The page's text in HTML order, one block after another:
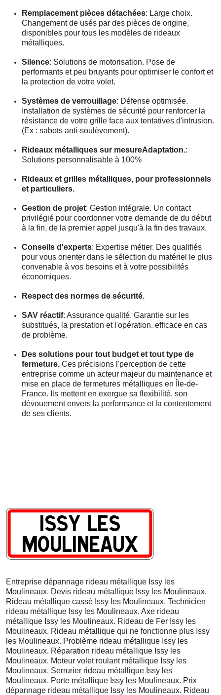
Remplacement pièces détachées: Large choix.
Changement de usés par des pièces de origine,
disponibles pour tous les modèles de rideaux
métalliques.
Silence: Solutions de motorisation. Pose de
performants et peu bruyants pour optimiser le confort et
la protection de votre volet.
Systèmes de verrouillage: Défense optimisée.
Installation de systèmes de sécurité pour renforcer la
résistance de votre grille face aux tentatives d'intrusion.
(Ex : sabots anti-soulèvement).
Rideaux métalliques sur mesureAdaptation.:
Solutions personnalisable à 100%
Rideaux et grilles métalliques, pour professionnels
et particuliers.
Gestion de projet: Gestion intégrale. Un contact
privilégié pour coordonner votre demande de du début
à la fin, de la premier appel jusqu'à la fin des travaux.
Conseils d'experts: Expertise métier. Des qualifiés
pour vous orienter dans le sélection du matériel le plus
convenable à vos besoins et à votre possibilités
économiques.
Respect des normes de sécurité.
SAV réactif: Assurance qualité. Garantie sur les
substitués, la prestation et l'opération. efficace en cas
de problème.
Des solutions pour tout budget et tout type de
fermeture. Ces précisions l'perception de cette
entreprise comme un acteur majeur du maintenance et
mise en place de fermetures métalliques en Île-de-
France. Ils mettent en exergue sa flexibilité, son
dévouement envers la performance et la contentement
de ses clients.
Entreprise dépannage rideau métallique Issy les
Moulineaux. Devis rideau métallique Issy les Moulineaux.
Rideau métallique cassé Issy les Moulineaux. Technicien
rideau métallique Issy les Moulineaux. Axe rideau
métallique Issy les Moulineaux. Rideau de Fer Issy les
Moulineaux. Rideau métallique qui ne fonctionne plus Issy
les Moulineaux. Problème rideau métallique Issy les
Moulineaux. Réparation rideau métallique Issy les
Moulineaux. Moteur volet roulant métallique Issy les
Moulineaux. Serrurier rideau métallique Issy les
Moulineaux. Porte métallique Issy les Moulineaux. Prix
dépannage rideau métallique Issy les Moulineaux. Rideau